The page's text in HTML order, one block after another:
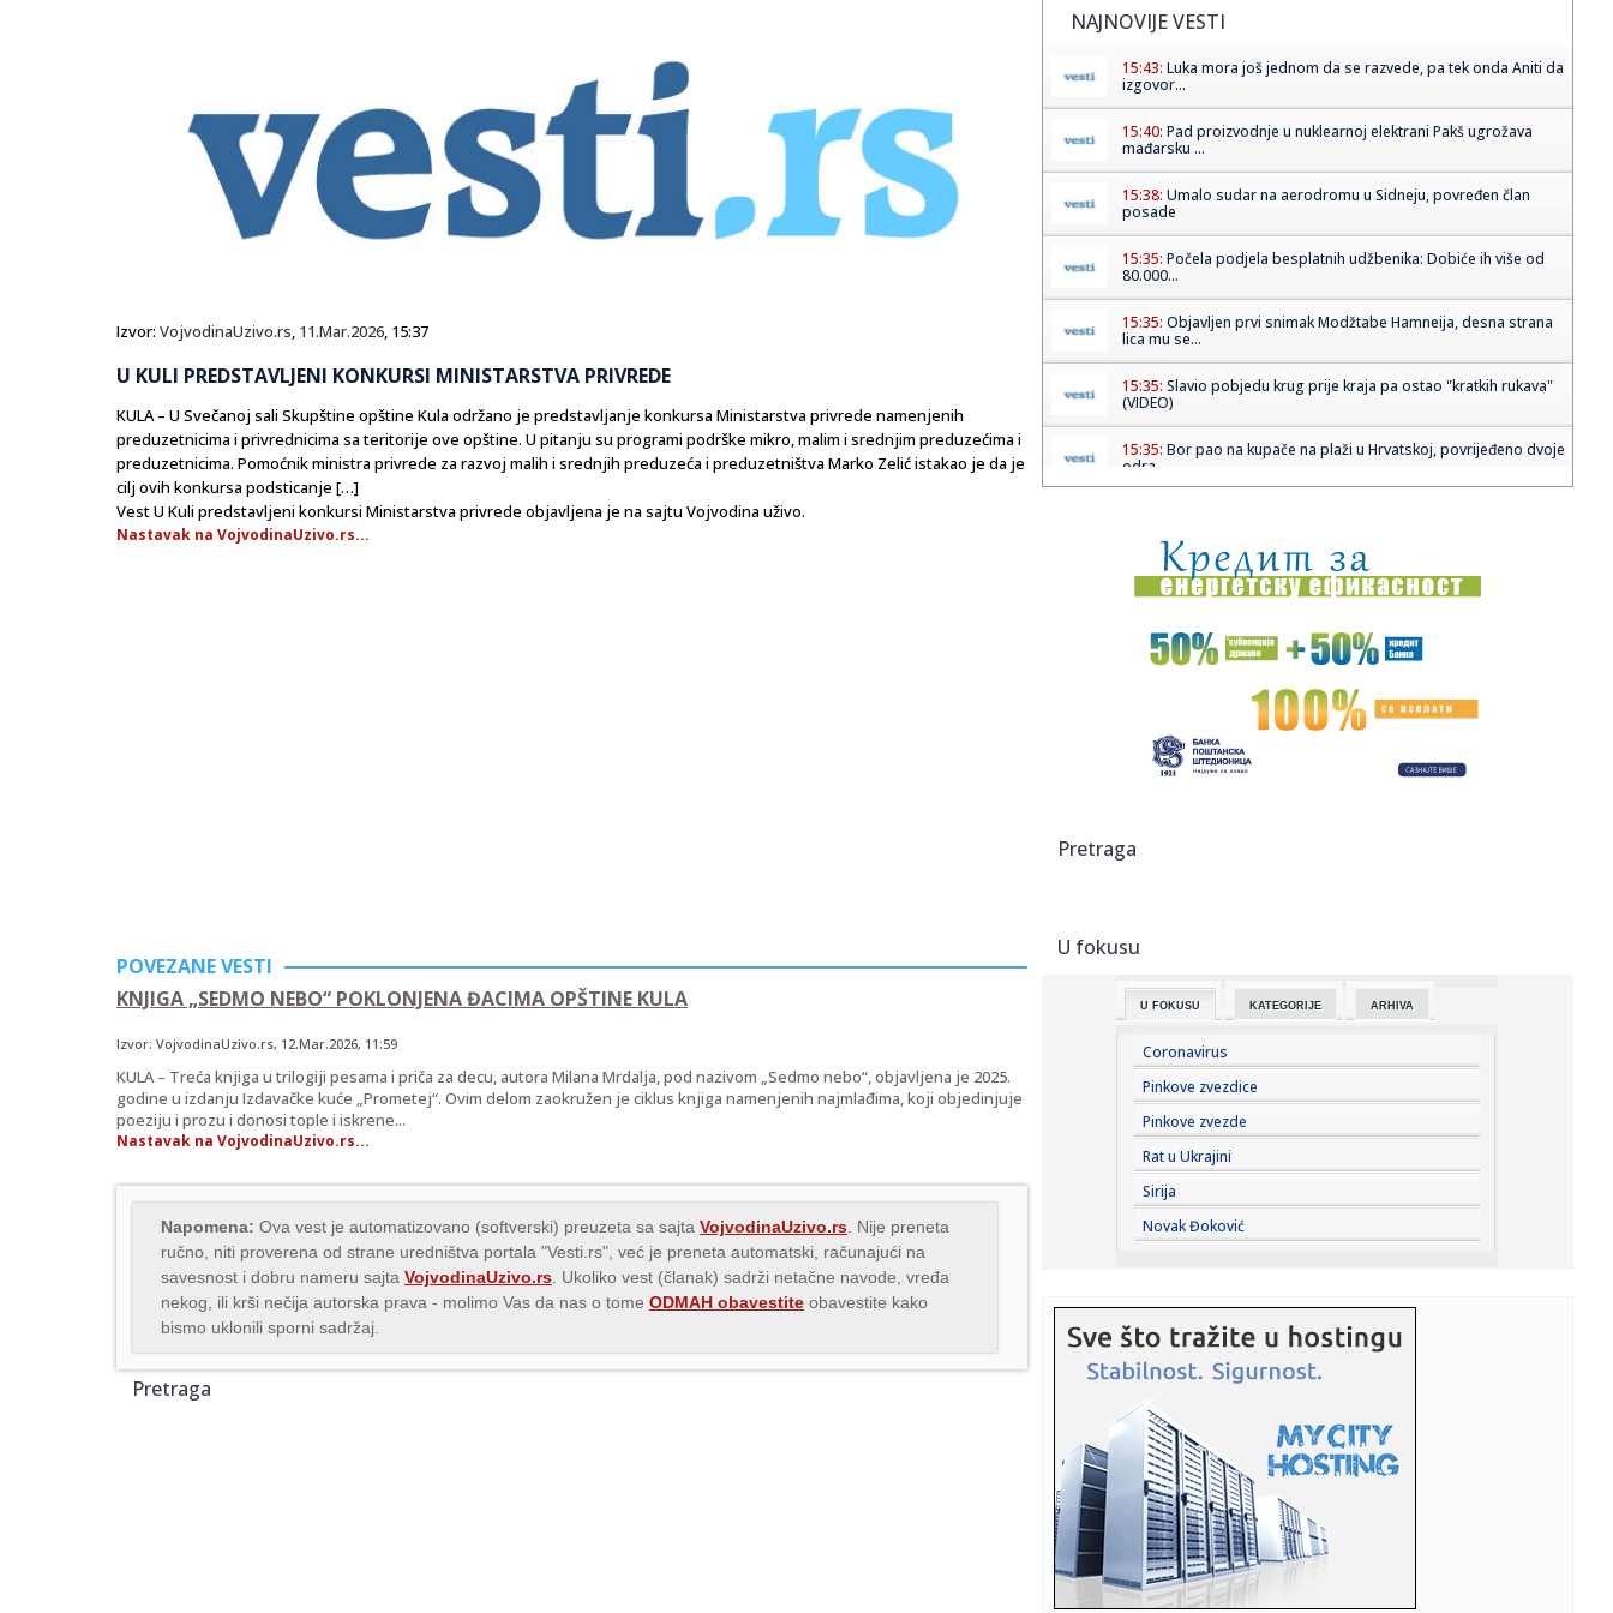
Izvor: VojvodinaUzivo.rs, 11.Mar.2026, 15:37
U KULI PREDSTAVLJENI KONKURSI MINISTARSTVA PRIVREDE
KULA – U Svečanoj sali Skupštine opštine Kula održano je predstavljanje konkursa Ministarstva privrede namenjenih
preduzetnicima i privrednicima sa teritorije ove opštine. U pitanju su programi podrške mikro, malim i srednjim preduzećima i
preduzetnicima. Pomoćnik ministra privrede za razvoj malih i srednjih preduzeća i preduzetništva Marko Zelić istakao je da je
cilj ovih konkursa podsticanje […]
Vest U Kuli predstavljeni konkursi Ministarstva privrede objavljena je na sajtu Vojvodina uživo.
Nastavak na VojvodinaUzivo.rs...
POVEZANE VESTI
KNJIGA „SEDMO NEBO“ POKLONJENA ĐACIMA OPŠTINE KULA
Izvor: VojvodinaUzivo.rs, 12.Mar.2026, 11:59
KULA – Treća knjiga u trilogiji pesama i priča za decu, autora Milana Mrdalja, pod nazivom „Sedmo nebo“, objavljena je 2025.
godine u izdanju Izdavačke kuće „Prometej“. Ovim delom zaokružen je ciklus knjiga namenjenih najmlađima, koji objedinjuje
poeziju i prozu i donosi tople i iskrene...
Nastavak na VojvodinaUzivo.rs...
Napomena: Ova vest je automatizovano (softverski) preuzeta sa sajta VojvodinaUzivo.rs . Nije preneta
ručno, niti proverena od strane uredništva portala "Vesti.rs", već je preneta automatski, računajući na
savesnost i dobru nameru sajta VojvodinaUzivo.rs . Ukoliko vest (članak) sadrži netačne navode, vređa
nekog, ili krši nečija autorska prava - molimo Vas da nas o tome ODMAH obavestite obavestite kako
bismo uklonili sporni sadržaj.
Pretraga
NAJNOVIJE VESTI
15:43: Luka mora još jednom da se razvede, pa tek onda Aniti da
izgovor...
15:40: Pad proizvodnje u nuklearnoj elektrani Pakš ugrožava
mađarsku ...
15:38: Umalo sudar na aerodromu u Sidneju, povređen član
posade
15:35: Počela podjela besplatnih udžbenika: Dobiće ih više od
80.000...
15:35: Objavljen prvi snimak Modžtabe Hamneija, desna strana
lica mu se...
15:35: Slavio pobjedu krug prije kraja pa ostao "kratkih rukava"
(VIDEO)
15:35: Bor pao na kupače na plaži u Hrvatskoj, povrijeđeno dvoje
odra...
15:35:Srbija, Slovenija i Sjeverna Makedonija kandidati za EP
15:35:Derventski "Unis" najveći poreski dužnik
Teško povrijeđen motociklista u Zenici
15:35:Mediji: Dok se naši vatrogasci bore na terenu, blokaderi iz
dva još ...
15:35:
15:35:
BiH ponovo na udaru vrućina: Do 40 stepeni i nastavak
15:35:Nekadašnji jugoslovenski gigant seli se iz Zagreba:
Proizvodnja ...
15:35:Turista objavio snimak iz apartmana u Zadru i izazvao
raspravu (V...
15:35:ZONA party ove godine posvećen glumicama, majkama i
svim ženama
15:35: Srbija kandidat za domaćina Evropskog prvenstva!
15:30:
pa...
15:29:Vlahović na pragu Bešiktaša! Otkriveni detalji ugovora,
cifre ...
15:27:U Nagasakiju obeležena 81. godišnjica američkog
atomskog napad...
15:20:У Србији и сутра сунчано и топло, ...
Pretraga
U fokusu
U FOKUSU KATEGORIJE ARHIVA
Coronavirus
Pinkove zvezdice
Pinkove zvezde
Rat u Ukrajini
Sirija
Novak Đoković